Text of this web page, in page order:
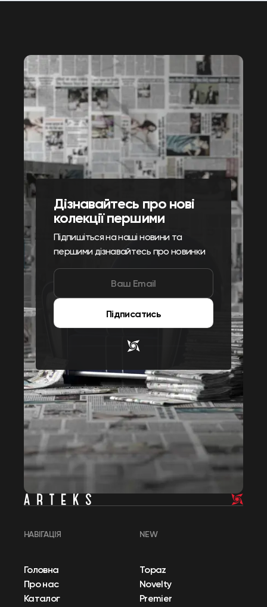
Дізнавайтесь про нові
колекції першими
Підпишіться на наші новини та
першими дізнавайтесь про новинки
Підписатись
НАВІГАЦІЯ
Головна
Про нас
Каталог
NEW
Topaz
Novelty
Premier